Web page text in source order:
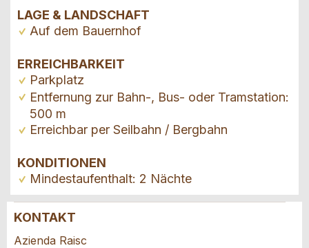
LAGE & LANDSCHAFT
Auf dem Bauernhof
ERREICHBARKEIT
Parkplatz
Entfernung zur Bahn-, Bus- oder Tramstation:
500 m
Erreichbar per Seilbahn / Bergbahn
KONDITIONEN
Mindestaufenthalt: 2 Nächte
Anzeige beanstanden
Anzeige weiterempfehlen
KONTAKT
Azienda Raisc